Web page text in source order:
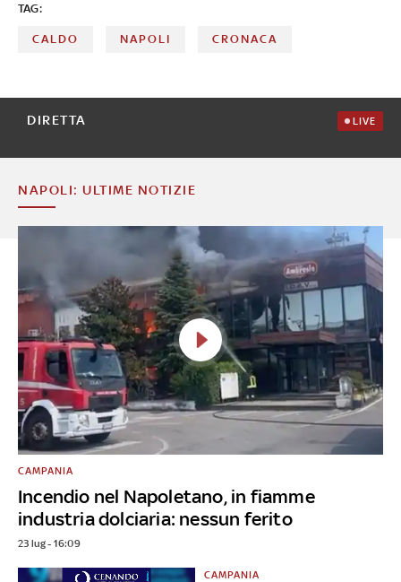
TAG:
CALDO NAPOLI CRONACA
DIRETTA LIVE
NAPOLI: ULTIME NOTIZIE
Incendio nel Napoletano, in fiamme
industria dolciaria: nessun ferito
CAMPANIA
23 lug - 16:09
CAMPANIA